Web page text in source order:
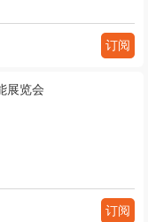
订阅
展览会
订阅